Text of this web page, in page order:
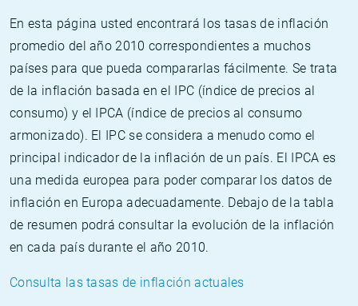
En esta página usted encontrará los tasas de inflación
promedio del año 2010 correspondientes a muchos
países para que pueda compararlas fácilmente. Se trata
de la inflación basada en el IPC (índice de precios al
consumo) y el IPCA (índice de precios al consumo
armonizado). El IPC se considera a menudo como el
principal indicador de la inflación de un país. El IPCA es
una medida europea para poder comparar los datos de
inflación en Europa adecuadamente. Debajo de la tabla
de resumen podrá consultar la evolución de la inflación
en cada país durante el año 2010.
Consulta las tasas de inflación actuales